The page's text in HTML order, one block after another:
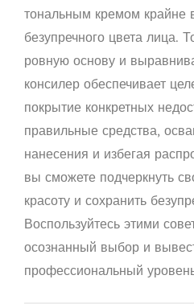
тональным кремом крайне
безупречного цвета лица.
ровную основу и
консилер обеспечивает
покрытие конкретных
правильные средства,
нанесения и избегая
вы сможете подчеркнуть
красоту и сохранить
Воспользуйтесь этими
осознанный выбор и
профессиональный